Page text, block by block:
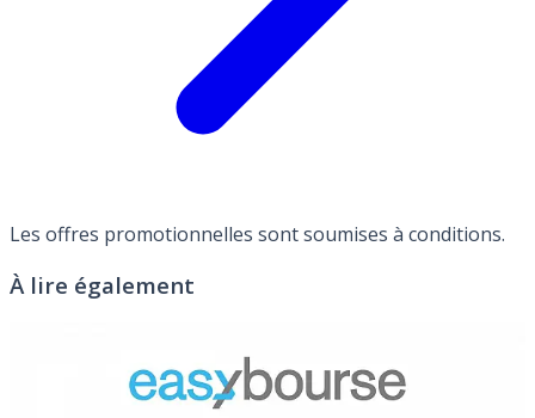
Les offres promotionnelles sont soumises à conditions.
À lire également